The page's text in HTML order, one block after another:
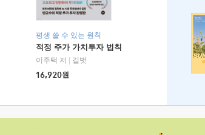
평생 쓸 수 있는 원칙
적정 주가 가치투자 법칙
이주택 저
길벗
16,920원